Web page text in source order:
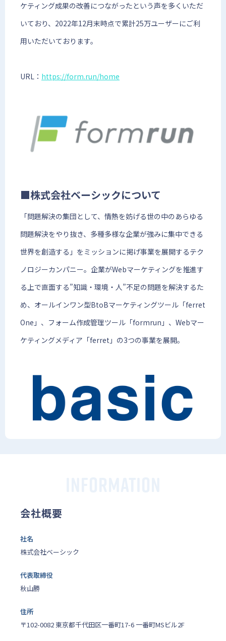
ケティング成果の改善につながったという声を多くいただ
いており、2022年12月末時点で累計25万ユーザーにご利
用いただいております。
URL： https://form.run/home
■株式会社ベーシックについて
「問題解決の集団として、情熱を妨げる世の中のあらゆる
問題解決をやり抜き、多種多様な企業が強みに集中できる
世界を創造する」をミッションに掲げ事業を展開するテク
ノロジーカンパニー。企業がWebマーケティングを推進す
る上で直面する”知識・環境・人”不足の問題を解決するた
め、オールインワン型BtoBマーケティングツール「ferret
One」、フォーム作成管理ツール「formrun」、Webマー
ケティングメディア「ferret」の3つの事業を展開。
会社概要
社名
株式会社ベーシック
代表取締役
秋山勝
住所
〒102-0082 東京都千代田区一番町17-6 一番町MSビル2F